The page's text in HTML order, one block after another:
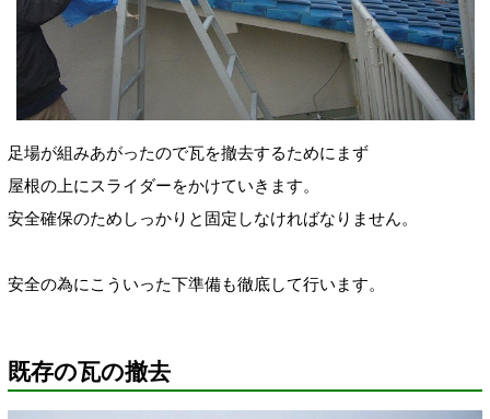
足場が組みあがったので瓦を撤去するためにまず
屋根の上にスライダーをかけていきます。
安全確保のためしっかりと固定しなければなりません。
安全の為にこういった下準備も徹底して行います。
既存の瓦の撤去